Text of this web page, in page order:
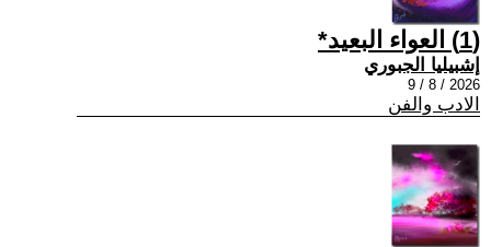
(1) العواء البعيد*
إشبيليا الجبوري
2026 / 8 / 9
الادب والفن